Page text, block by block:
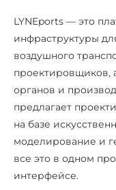
LYNEports — это
инфраструктуры
воздушного
проектировщиков,
органов и
предлагает
на базе
моделирование и
все это в одном
интерфейсе.